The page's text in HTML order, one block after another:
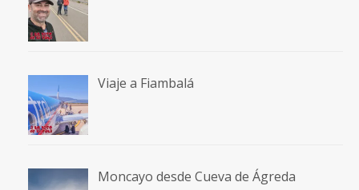
Viaje a Fiambalá
Moncayo desde Cueva de Ágreda